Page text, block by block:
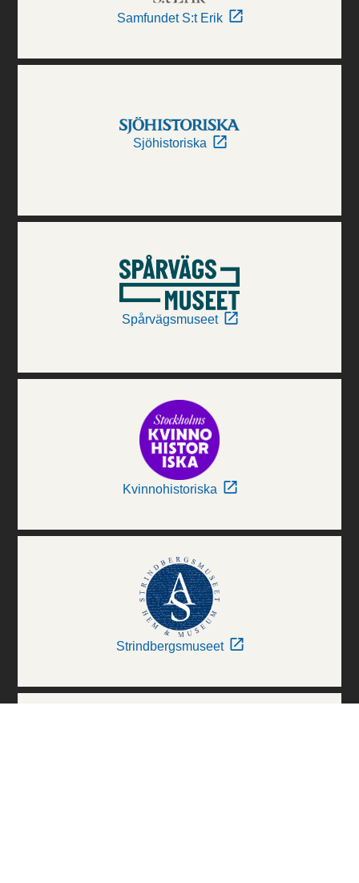
Samfundet S:t Erik
Sjöhistoriska
Spårvägsmuseet
Kvinnohistoriska
Strindbergsmuseet